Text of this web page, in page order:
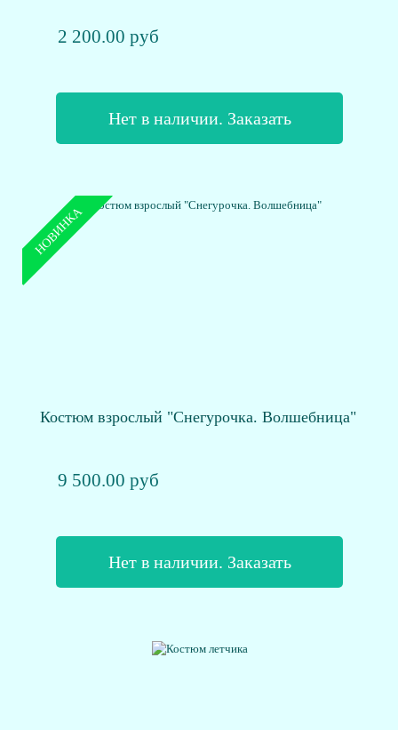
2 200.00 руб
Нет в наличии. Заказать
НОВИНКА
Костюм взрослый "Снегурочка. Волшебница"
9 500.00 руб
Нет в наличии. Заказать